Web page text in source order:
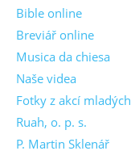
Bible online
Breviář online
Musica da chiesa
Naše videa
Fotky z akcí mladých
Ruah, o. p. s.
P. Martin Sklenář